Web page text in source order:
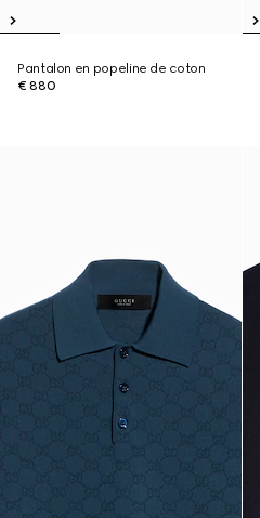
Pantalon en popeline de coton
€ 880